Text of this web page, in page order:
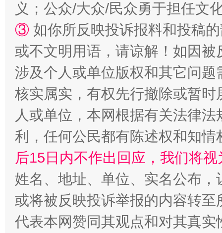
网上购药对药下症？
这是一记警钟！ 谢
义；公众/大众/民众勇于担任文
③ 如你所反映投诉报料和投稿
或不文明用语，请谅解！如因
涉及个人或单位版权和其它问题
核实属实，有权先行撤除或暂
人或单位，本网根据有关法律
利，任何公民都有陈述权和知情
后15日内不作出回应，我们将
姓名、地址、单位、实名公布
或将被反映投诉举报的内容转
代表本网赞同其观点和对其真实